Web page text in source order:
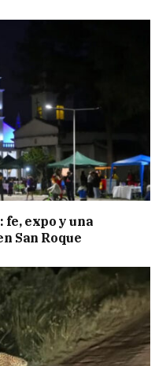
fe, expo y una
San Roque